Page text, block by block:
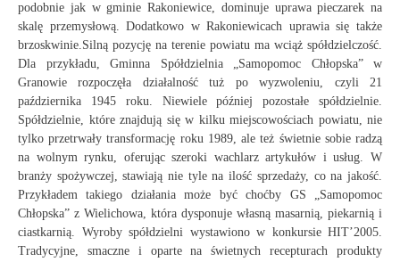
podobnie jak w gminie Rakoniewice, dominuje uprawa pieczarek na
skalę przemysłową. Dodatkowo w Rakoniewicach uprawia się także
brzoskwinie.Silną pozycję na terenie powiatu ma wciąż spółdzielczość.
Dla przykładu, Gminna Spółdzielnia „Samopomoc Chłopska” w
Granowie rozpoczęła działalność tuż po wyzwoleniu, czyli 21
października 1945 roku. Niewiele później pozostałe spółdzielnie.
Spółdzielnie, które znajdują się w kilku miejscowościach powiatu, nie
tylko przetrwały transformację roku 1989, ale też świetnie sobie radzą
na wolnym rynku, oferując szeroki wachlarz artykułów i usług. W
branży spożywczej, stawiają nie tyle na ilość sprzedaży, co na jakość.
Przykładem takiego działania może być choćby GS „Samopomoc
Chłopska” z Wielichowa, która dysponuje własną masarnią, piekarnią i
ciastkarnią. Wyroby spółdzielni wystawiono w konkursie HIT’2005.
Tradycyjne, smaczne i oparte na świetnych recepturach produkty